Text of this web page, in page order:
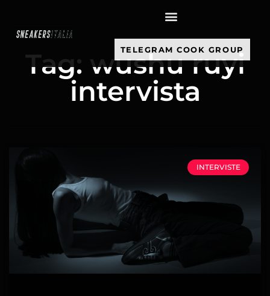
TELEGRAM COOK GROUP
Tag: wushu ruyi
intervista
INTERVISTE